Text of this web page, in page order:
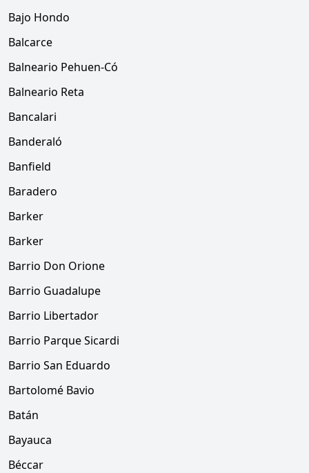
Bajo Hondo
Balcarce
Balneario Pehuen-Có
Balneario Reta
Bancalari
Banderaló
Banfield
Baradero
Barker
Barker
Barrio Don Orione
Barrio Guadalupe
Barrio Libertador
Barrio Parque Sicardi
Barrio San Eduardo
Bartolomé Bavio
Batán
Bayauca
Béccar